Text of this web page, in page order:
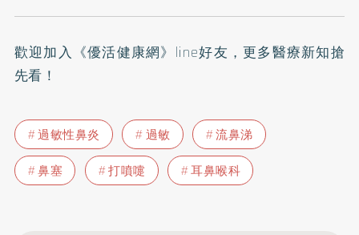
歡迎加入 《優活健康網》line好友 ，更多醫療新知搶
先看！
過敏性鼻炎 過敏
流鼻涕
鼻塞
打噴嚏 耳鼻喉科